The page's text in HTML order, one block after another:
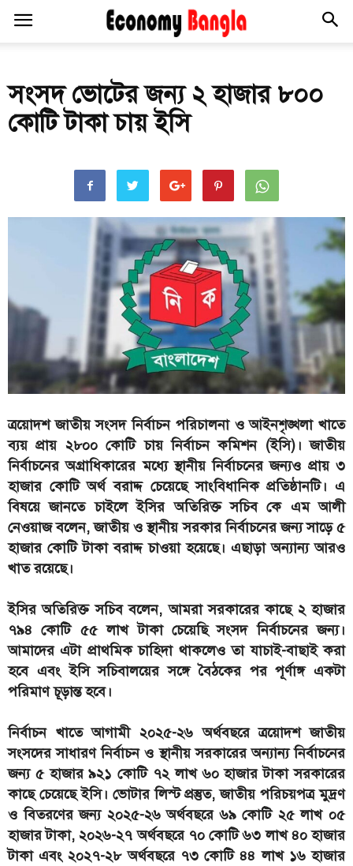
সংসদ ভোটের জন্য ২ হাজার ৮০০
কোটি টাকা চায় ইসি
ত্রয়োদশ জাতীয় সংসদ নির্বাচন পরিচালনা ও আইনশৃঙ্খলা খাতে
ব্যয় প্রায় ২৮০০ কোটি চায় নির্বাচন কমিশন (ইসি)। জাতীয়
নির্বাচনের অগ্রাধিকারের মধ্যে স্থানীয় নির্বাচনের জন্যও প্রায় ৩
হাজার কোটি অর্থ বরাদ্দ চেয়েছে সাংবিধানিক প্রতিষ্ঠানটি। এ
বিষয়ে জানতে চাইলে ইসির অতিরিক্ত সচিব কে এম আলী
নেওয়াজ বলেন, জাতীয় ও স্থানীয় সরকার নির্বাচনের জন্য সাড়ে ৫
হাজার কোটি টাকা বরাদ্দ চাওয়া হয়েছে। এছাড়া অন্যান্য আরও
খাত রয়েছে।
ইসির অতিরিক্ত সচিব বলেন, আমরা সরকারের কাছে ২ হাজার
৭৯৪ কোটি ৫৫ লাখ টাকা চেয়েছি সংসদ নির্বাচনের জন্য।
আমাদের এটা প্রাথমিক চাহিদা থাকলেও তা যাচাই-বাছাই করা
হবে এবং ইসি সচিবালয়ের সঙ্গে বৈঠকের পর পূর্ণাঙ্গ একটা
পরিমাণ চূড়ান্ত হবে।
নির্বাচন খাতে আগামী ২০২৫-২৬ অর্থবছরে ত্রয়োদশ জাতীয়
সংসদের সাধারণ নির্বাচন ও স্থানীয় সরকারের অন্যান্য নির্বাচনের
জন্য ৫ হাজার ৯২১ কোটি ৭২ লাখ ৬০ হাজার টাকা সরকারের
কাছে চেয়েছে ইসি। ভোটার লিস্ট প্রস্তুত, জাতীয় পরিচয়পত্র মুদ্রণ
ও বিতরণের জন্য ২০২৫-২৬ অর্থবছরে ৬৯ কোটি ২৫ লাখ ০৫
হাজার টাকা, ২০২৬-২৭ অর্থবছরে ৭০ কোটি ৬৩ লাখ ৪০ হাজার
টাকা এবং ২০২৭-২৮ অর্থবছরে ৭৩ কোটি ৪৪ লাখ ১৬ হাজার